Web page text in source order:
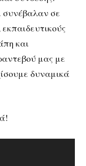
συνέβαλαν σε
και
μας με
δυναμικά